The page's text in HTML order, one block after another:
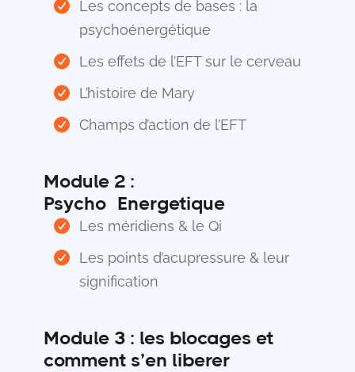
Les concepts de bases : la
psychoénergétique
Les effets de l’EFT sur le cerveau
L’histoire de Mary
Champs d’action de l’EFT
Module 2 :
PsychoéEnergetique
Les méridiens & le Qi
Les points d’acupressure & leur
signification
Module 3 : les blocages et
comment s’en liberer